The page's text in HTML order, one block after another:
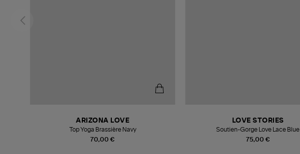
70,00 €
ARIZONA LOVE
Top Yoga Brassière Navy
75,00 €
LOVE STORIES
Soutien-Gorge Love Lace Blue